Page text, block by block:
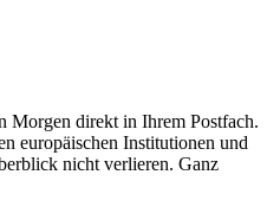
Morgen direkt in Ihrem Postfach.
europäischen Institutionen und
nicht verlieren. Ganz